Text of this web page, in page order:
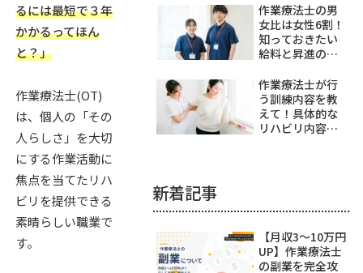
るには最短で３年
かかるってほん
と？」
作業療法士(OT)
は、個人の「その
人らしさ」を大切
にする作業活動に
焦点を当てたリハ
ビリを提供できる
素晴らしい職業で
す。
作業療法士の男
女比は女性6割！
知っておきたい
給料と昇進の課
作業療法士が行
う訓練内容を教
えて！具体的な
リハビリ内容を
新着記事
【月収3～10万円
UP】作業療法士
の副業を完全攻